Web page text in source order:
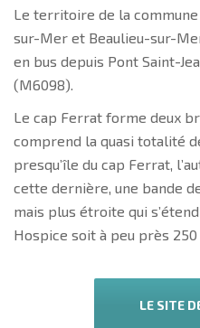
Le territoire de la
sur-Mer et Beaulieu-sur-
en bus depuis Pont Saint-
(M6098).
Le cap Ferrat forme deux
comprend la quasi totalité
presqu’île du cap Ferrat,
cette dernière, une bande
mais plus étroite qui
Hospice soit à peu près
LE SITE